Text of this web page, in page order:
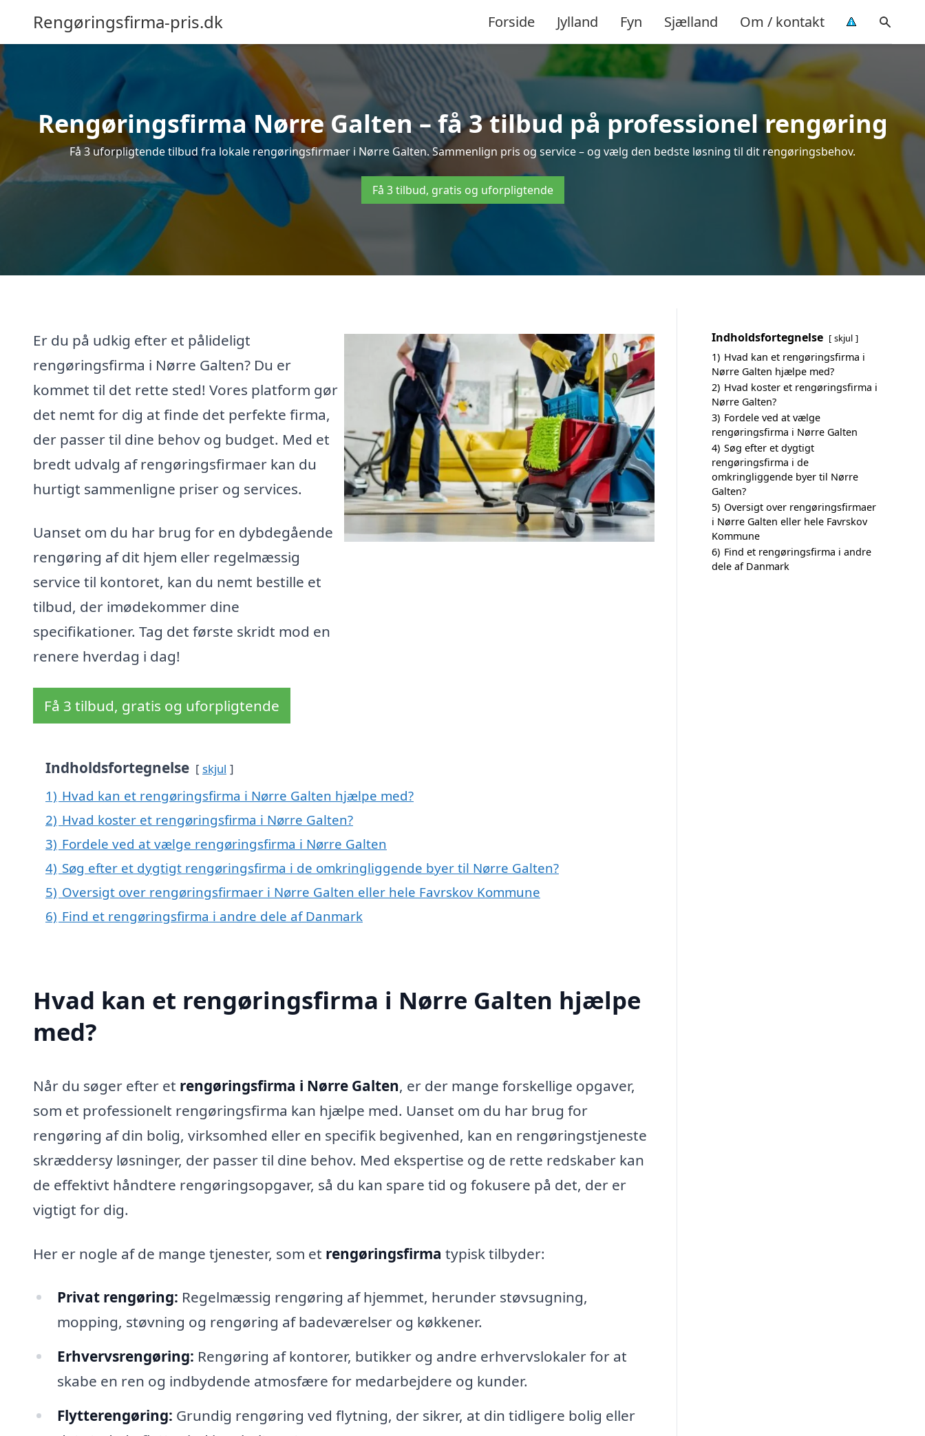
Rengøringsfirma-pris.dk Forside Jylland Fyn Sjælland Om / kontakt
Rengøringsfirma Nørre Galten – få 3 tilbud på professionel rengøring
Få 3 uforpligtende tilbud fra lokale rengøringsfirmaer i Nørre Galten. Sammenlign pris og service – og vælg den bedste løsning til dit rengøringsbehov.
Få 3 tilbud, gratis og uforpligtende
Er du på udkig efter et pålideligt
rengøringsfirma i Nørre Galten? Du er
kommet til det rette sted! Vores platform gør
det nemt for dig at finde det perfekte firma,
der passer til dine behov og budget. Med et
bredt udvalg af rengøringsfirmaer kan du
hurtigt sammenligne priser og services.
Uanset om du har brug for en dybdegående
rengøring af dit hjem eller regelmæssig
service til kontoret, kan du nemt bestille et
tilbud, der imødekommer dine
specifikationer. Tag det første skridt mod en
renere hverdag i dag!
Få 3 tilbud, gratis og uforpligtende
Indholdsfortegnelse skjul
1) Hvad kan et rengøringsfirma i Nørre Galten hjælpe med?
2) Hvad koster et rengøringsfirma i Nørre Galten?
3) Fordele ved at vælge rengøringsfirma i Nørre Galten
4) Søg efter et dygtigt rengøringsfirma i de omkringliggende byer til Nørre Galten?
5) Oversigt over rengøringsfirmaer i Nørre Galten eller hele Favrskov Kommune
6) Find et rengøringsfirma i andre dele af Danmark
Hvad kan et rengøringsfirma i Nørre Galten hjælpe
med?
Når du søger efter et rengøringsfirma i Nørre Galten, er der mange forskellige opgaver,
som et professionelt rengøringsfirma kan hjælpe med. Uanset om du har brug for
rengøring af din bolig, virksomhed eller en specifik begivenhed, kan en rengøringstjeneste
skræddersy løsninger, der passer til dine behov. Med ekspertise og de rette redskaber kan
de effektivt håndtere rengøringsopgaver, så du kan spare tid og fokusere på det, der er
vigtigt for dig.
Her er nogle af de mange tjenester, som et rengøringsfirma typisk tilbyder:
Privat rengøring: Regelmæssig rengøring af hjemmet, herunder støvsugning,
mopping, støvning og rengøring af badeværelser og køkkener.
Erhvervsrengøring: Rengøring af kontorer, butikker og andre erhvervslokaler for at
skabe en ren og indbydende atmosfære for medarbejdere og kunder.
Flytterengøring: Grundig rengøring ved flytning, der sikrer, at din tidligere bolig eller
Indholdsfortegnelse skjul
1) Hvad kan et rengøringsfirma i
Nørre Galten hjælpe med?
2) Hvad koster et rengøringsfirma i
Nørre Galten?
3) Fordele ved at vælge
rengøringsfirma i Nørre Galten
4) Søg efter et dygtigt
rengøringsfirma i de
omkringliggende byer til Nørre
Galten?
5) Oversigt over rengøringsfirmaer
i Nørre Galten eller hele Favrskov
Kommune
6) Find et rengøringsfirma i andre
dele af Danmark